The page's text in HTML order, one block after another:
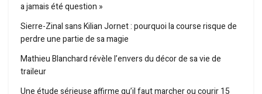
a jamais été question »
Sierre-Zinal sans Kilian Jornet : pourquoi la course risque de
perdre une partie de sa magie
Mathieu Blanchard révèle l’envers du décor de sa vie de
traileur